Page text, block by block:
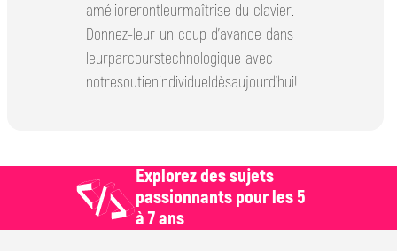
améliorerontleurmaîtrise du clavier.
Donnez-leur un coup d'avance dans
leurparcourstechnologique avec
notresoutienindividueldèsaujourd’hui!
Explorez des sujets
passionnants pour les 5
à 7 ans